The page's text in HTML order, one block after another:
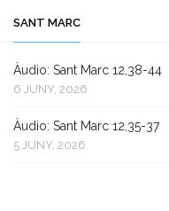
SANT MARC
Àudio: Sant Marc 12,38-44
6 JUNY, 2026
Àudio: Sant Marc 12,35-37
5 JUNY, 2026